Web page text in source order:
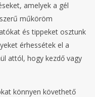
amelyek a gél
műköröm
és tippeket osztunk
érhessétek el a
attól, hogy kezdő vagy
könnyen követhető